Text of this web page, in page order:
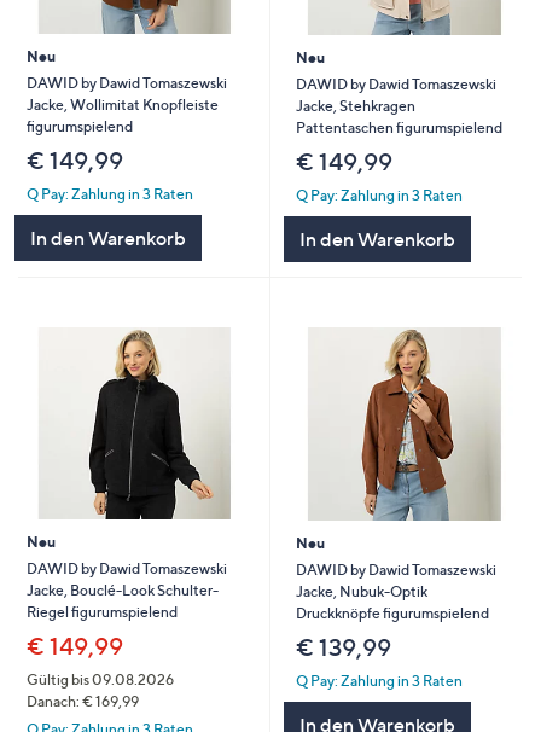
Neu
DAWID by Dawid Tomaszewski
Jacke, Wollimitat Knopfleiste
figurumspielend
€ 149,99
Q Pay: Zahlung in 3 Raten
In den Warenkorb
Neu
DAWID by Dawid Tomaszewski
Jacke, Stehkragen
Pattentaschen figurumspielend
€ 149,99
Q Pay: Zahlung in 3 Raten
In den Warenkorb
Neu
DAWID by Dawid Tomaszewski
Jacke, Bouclé-Look Schulter-
Riegel figurumspielend
€ 149,99
Gültig bis 09.08.2026
Danach: € 169,99
Neu
DAWID by Dawid Tomaszewski
Jacke, Nubuk-Optik
Druckknöpfe figurumspielend
€ 139,99
Q Pay: Zahlung in 3 Raten
In den Warenkorb